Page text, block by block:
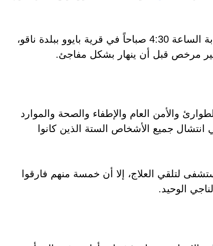
وذكرت السلطات المحلية أن الحادث وقع قرابة الساعة 4:30 صباحاً في قرية بايوو ببلدة ناقو،
مرخص قبل أن ينهار بشكل مفاجئ.
والأمن العام والإطفاء والصحة والموارد
جميع الأشخاص الستة الذين كانوا
لتلقي العلاج، إلا أن خمسة منهم فارقوا
الوحيد.